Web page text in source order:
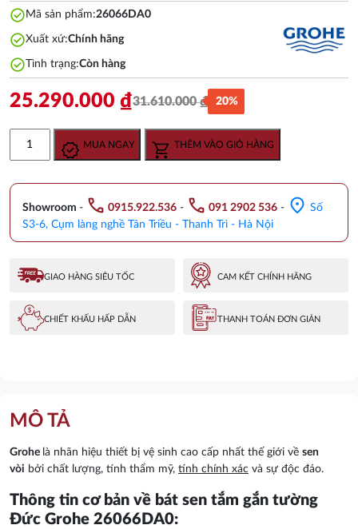
check_circle Mã sản phẩm:26066DA0
check_circleXuất xứ:Chính hãng
check_circleTình trạng:Còn hàng
31.610.000₫
Giá
gốc
là:
25.290.000 ₫
Giá
hiện
tại
25.290.000 ₫.
20%
Gắn
Tường
Đức
Grohe
số
MUA NGAY THÊM VÀO GIỎ HÀNG
Showroom - call 0915.922.536 - call 091 2902 536 - location_on Số
S3-6, Cụm làng nghề Tân Triều - Thanh Trì - Hà Nội
GIAO HÀNG SIÊU TỐC CAM KẾT CHÍNH HÃNG
CHIẾT KHẤU HẤP DẪN THANH TOÁN ĐƠN GIẢN
MÔ TẢ
Grohe là nhãn hiệu thiết bị vệ sinh cao cấp nhất thế giới về sen
vòi bởi chất lượng, tính thẩm mỹ, tính chính xác và sự độc đáo.
Thông tin cơ bản về bát sen tắm gắn tường
Đức Grohe 26066DA0: